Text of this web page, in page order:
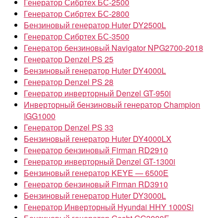
Генератор Сибртех БС-2800
Бензиновый генератор Huter DY2500L
Генератор Сибртех БС-3500
Генератор бензиновый Navigator NPG2700-2018
Генератор Denzel PS 25
Бензиновый генератор Huter DY4000L
Генератор Denzel PS 28
Генератор инверторный Denzel GT-950i
Инверторный бензиновый генератор Champion
IGG1000
Генератор Denzel PS 33
Бензиновый генератор Huter DY4000LX
Генератор бензиновый Firman RD2910
Генератор инверторный Denzel GT-1300i
Бензиновый генератор KEYE — 6500E
Генератор бензиновый Firman RD3910
Бензиновый генератор Huter DY3000L
Генератор Инверторный Hyundai HHY 1000Si